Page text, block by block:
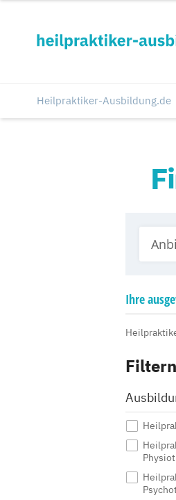
Heilpraktiker-Ausbildung.de
Ihre